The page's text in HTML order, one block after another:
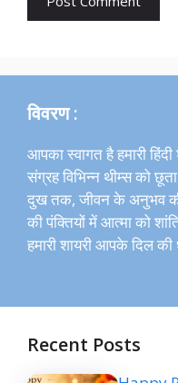
विवरण :
आपका स्वागत है हमारी हिंदी
संग्रह विभिन्न थीम्स को
दुख तक, जीवन के अनुभव की
की पंक्तियों में आत्मा को
हमारी शायरी आपके दिल
Recent Posts